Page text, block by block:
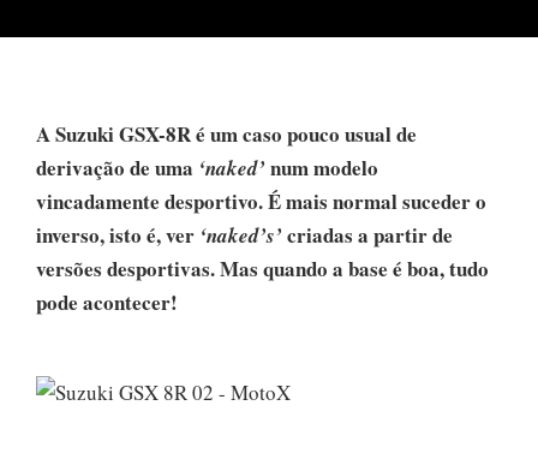
A Suzuki GSX-8R é um caso pouco usual de
derivação de uma ‘naked’ num modelo
vincadamente desportivo. É mais normal suceder o
inverso, isto é, ver ‘naked’s’ criadas a partir de
versões desportivas. Mas quando a base é boa, tudo
pode acontecer!